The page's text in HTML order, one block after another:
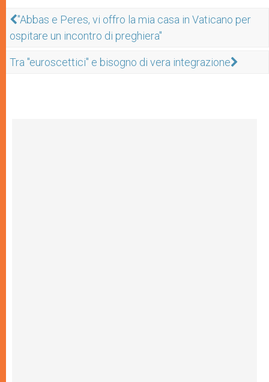
"Abbas e Peres, vi offro la mia casa in Vaticano per
ospitare un incontro di preghiera"
Tra "euroscettici" e bisogno di vera integrazione